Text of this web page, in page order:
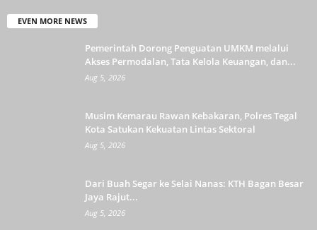
EVEN MORE NEWS
Pemerintah Dorong Penguatan UMKM melalui
Akses Permodalan, Tata Kelola Keuangan, dan...
Aug 5, 2026
Musim Kemarau Rawan Kebakaran, Polres Tegal
Kota Satukan Kekuatan Lintas Sektoral
Aug 5, 2026
Dari Buah Segar ke Selai Nanas: KTH Bagan Besar
Jaya Rajut...
Aug 5, 2026